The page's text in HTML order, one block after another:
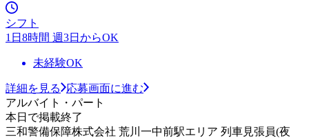
シフト
1日8時間 週3日からOK
未経験OK
詳細を見る
応募画面に進む
アルバイト・パート
本日で掲載終了
三和警備保障株式会社 荒川一中前駅エリア 列車見張員(夜